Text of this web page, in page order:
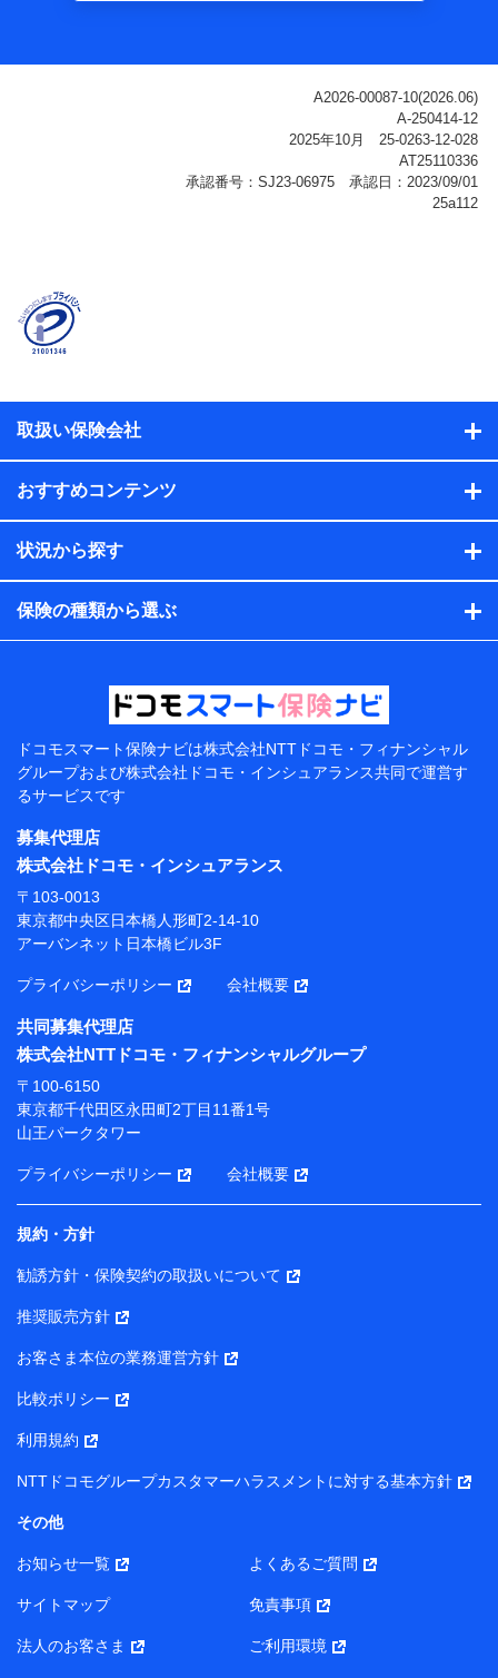
ご契約状態・ご利用履歴インターネット利用時の行動に
関する情報、アプリケーション利用時の行動に関する情
報、購入されたサービスや商品の名称・購入場所・決済
に関する情報、アンケートの回答に関する情報などが含
名、住所、生年月日、性別、保険契約者と被保険者の関
係、保険加入の目的、保険商品の内容、保険料、保険料
のお支払方法、車のメーカーや走行距離などの情報、建
ル内容や送信履歴の情報及び保険の更改案内等を提供し
保険契約情報
当社または株式会社NTTドコモ・フィナンシャルグルー
プが取得し、又は保有する保険契約に関する情報。例と
して、保険契約者及び被保険者の氏名、住所、生年月
日、性別、保険契約者と被保険者の関係、保険加入の目
的、保険商品の内容、保険料、保険料のお支払方法、車
のメーカーや走行距離などの情報、建物の構造や築年数
などの情報、ペットの種類や年齢などの情報などが含ま
提供当事者から受領当事者が個人データを取得する方法
電子的・電磁的方法等
【共同して利用する者の範囲】
当社
株式会社NTTドコモ・フィナンシャルグループ
【利用目的】
当社または株式会社NTTドコモ・フィナンシャルグルー
プが提供する保険関連サービスにおけるユーザー登録受
付および管理のため
当社または株式会社NTTドコモ・フィナンシャルグルー
携会社の保険その他に関する情報を提供するため、また
維持管理等の委託業務遂行のため、またそれらに付帯、
関連する当社または株式会社NTTドコモ・フィナンシャ
ルグループおよび提携会社のサービスを案内、提供する
ため
（各サービスで取得したサービス利用履歴、ウェブサイ
トの閲覧履歴、購買履歴、ご契約内容等のパーソナルデ
ータを分析して、お客さまの趣味・嗜好・傾向に応じた
サービス・商品等に関するご提案や広告の配信等を行う
ことがあります。）
各種セミナーの開催のため
コンサルティングサービスの実施のため
アンケートやキャンペーン等の実施のため
上記に係る案内・手続き・管理等付帯業務を行うため
所・代表者名】
り）
株式会社NTTドコモ・フィナンシャルグループ 代表取締役
社長 廣井 孝史
東京都中央区日本橋人形町2-14-10 アーバンネット日本橋
株式会社ドコモ・インシュアランス 代表取締役社長 吉
村 忠義
また当社は、オンライン面談による保険のご相談にあたっ
取扱い保険会社
おすすめコンテンツ
状況から探す
保険の種類から選ぶ
ドコモスマート保険ナビは株式会社NTTドコモ・フィナンシャル
グループおよび株式会社ドコモ・インシュアランス共同で運営す
るサービスです
募集代理店
株式会社ドコモ・インシュアランス
〒103-0013
東京都中央区日本橋人形町2-14-10
アーバンネット日本橋ビル3F
プライバシーポリシー 会社概要
共同募集代理店
株式会社NTTドコモ・フィナンシャルグループ
〒100-6150
東京都千代田区永田町2丁目11番1号
山王パークタワー
プライバシーポリシー 会社概要
規約・方針
勧誘方針・保険契約の取扱いについて
推奨販売方針
お客さま本位の業務運営方針
比較ポリシー
利用規約
NTTドコモグループカスタマーハラスメントに対する基本方針
その他
お知らせ一覧 よくあるご質問
サイトマップ 免責事項
法人のお客さま ご利用環境